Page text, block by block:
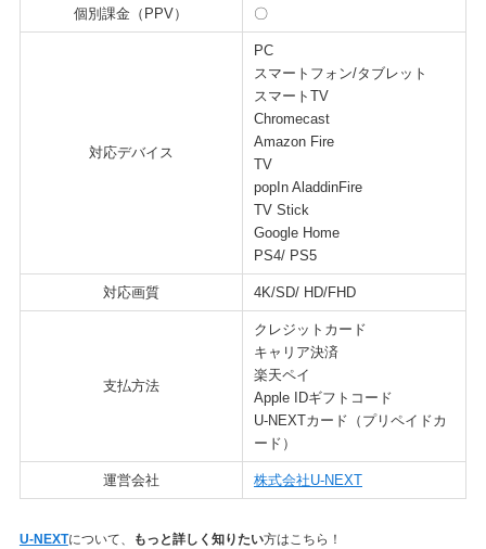
個別課金（PPV） 〇
対応デバイス
PC
スマートフォン/タブレット
スマートTV
Chromecast
Amazon Fire
TV
popIn AladdinFire
TV Stick
Google Home
PS4/ PS5
対応画質 4K/SD/ HD/FHD
支払方法
クレジットカード
キャリア決済
楽天ペイ
Apple IDギフトコード
U-NEXTカード（プリペイドカ
ード）
運営会社 株式会社U-NEXT
U-NEXTについて、 もっと詳しく知りたい方はこちら！